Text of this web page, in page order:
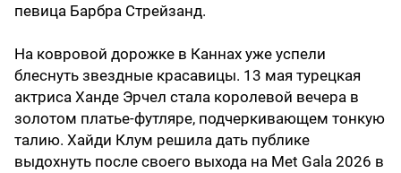
певица Барбра Стрейзанд.
На ковровой дорожке в Каннах уже успели
блеснуть звездные красавицы. 13 мая турецкая
актриса Ханде Эрчел стала королевой вечера в
золотом платье-футляре, подчеркивающем тонкую
талию. Хайди Клум решила дать публике
выдохнуть после своего выхода на Met Gala 2026 в